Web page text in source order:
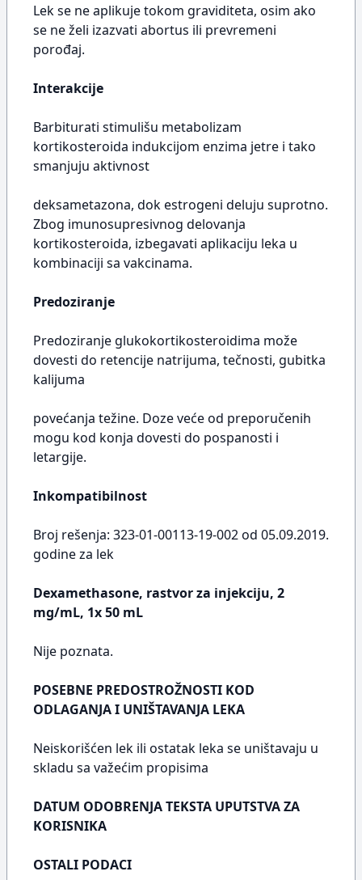
Lek se ne aplikuje tokom graviditeta, osim ako
se ne želi izazvati abortus ili prevremeni
porođaj.
Interakcije
Barbiturati stimulišu metabolizam
kortikosteroida indukcijom enzima jetre i tako
smanjuju aktivnost
deksametazona, dok estrogeni deluju suprotno.
Zbog imunosupresivnog delovanja
kortikosteroida, izbegavati aplikaciju leka u
kombinaciji sa vakcinama.
Predoziranje
Predoziranje glukokortikosteroidima može
dovesti do retencije natrijuma, tečnosti, gubitka
kalijuma
povećanja težine. Doze veće od preporučenih
mogu kod konja dovesti do pospanosti i
letargije.
Inkompatibilnost
Broj rešenja: 323-01-00113-19-002 od 05.09.2019.
godine za lek
Dexamethasone, rastvor za injekciju, 2
mg/mL, 1x 50 mL
Nije poznata.
POSEBNE PREDOSTROŽNOSTI KOD
ODLAGANJA I UNIŠTAVANJA LEKA
Neiskorišćen lek ili ostatak leka se uništavaju u
skladu sa važećim propisima
DATUM ODOBRENJA TEKSTA UPUTSTVA ZA
KORISNIKA
OSTALI PODACI